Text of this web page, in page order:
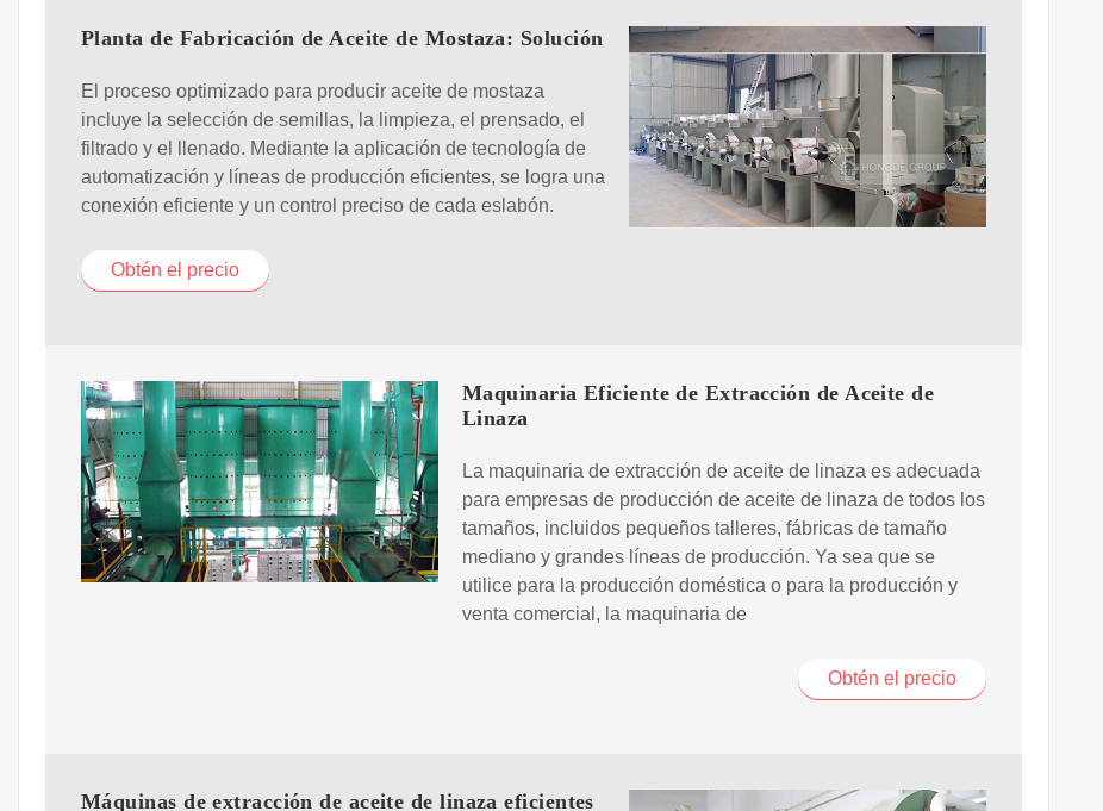
Planta de Fabricación de Aceite de Mostaza: Solución
El proceso optimizado para producir aceite de mostaza
incluye la selección de semillas, la limpieza, el prensado, el
filtrado y el llenado. Mediante la aplicación de tecnología de
automatización y líneas de producción eficientes, se logra una
conexión eficiente y un control preciso de cada eslabón.
Obtén el precio
Maquinaria Eficiente de Extracción de Aceite de
Linaza
La maquinaria de extracción de aceite de linaza es adecuada
para empresas de producción de aceite de linaza de todos los
tamaños, incluidos pequeños talleres, fábricas de tamaño
mediano y grandes líneas de producción. Ya sea que se
utilice para la producción doméstica o para la producción y
venta comercial, la maquinaria de
Obtén el precio
Máquinas de extracción de aceite de linaza eficientes